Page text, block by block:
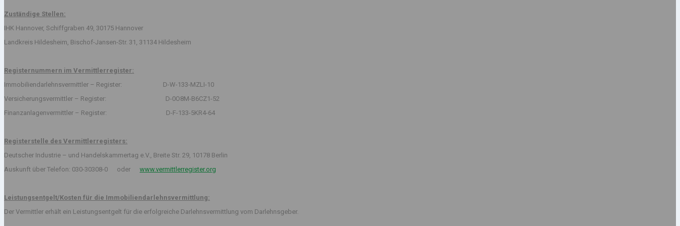
Zuständige Stellen:
IHK Hannover, Schiffgraben 49, 30175 Hannover
Landkreis Hildesheim, Bischof-Jansen-Str. 31, 31134 Hildesheim
Registernummern im Vermittlerregister:
Immobiliendarlehnsvermittler – Register: D-W-133-MZLI-10
Versicherungsvermittler – Register: D-0O8M-B6CZ1-52
Finanzanlagenvermittler – Register: D-F-133-5KR4-64
Registerstelle des Vermittlerregisters:
Deutscher Industrie – und Handelskammertag e.V., Breite Str. 29, 10178 Berlin
Auskunft über Telefon: 030-30308-0 oder www.vermittlerregister.org
Leistungsentgelt/Kosten für die Immobiliendarlehnsvermittlung:
Der Vermittler erhält ein Leistungsentgelt für die erfolgreiche Darlehnsvermittlung vom Darlehnsgeber.